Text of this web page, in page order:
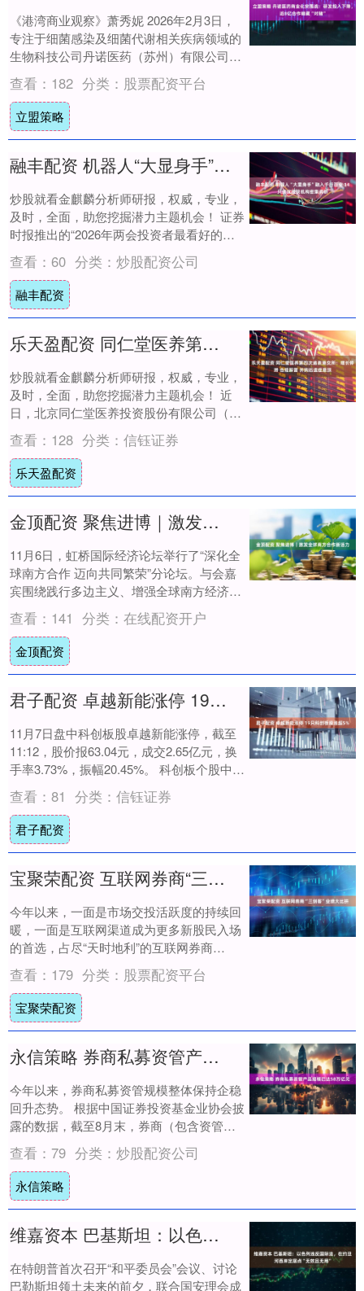
《港湾商业观察》萧秀妮 2026年2月3日，
专注于细菌感染及细菌代谢相关疾病领域的
生物科技公司丹诺医药（苏州）有限公司
（以下简称，丹诺医药）向港交所递交招股
书，....
查看： 182 分类： 股票配资平台
立盟策略
融丰配资 机器人“大显身手”融入千行百业 14只绩优股获机构密集调研
炒股就看金麒麟分析师研报，权威，专业，
及时，全面，助您挖掘潜力主题机会！ 证券
时报推出的“2026年两会投资者最看好的产
业方向”大型问卷调查。结果显示，机器人
与....
查看： 60 分类： 炒股配资公司
融丰配资
乐天盈配资 同仁堂医养第四次递表港交所：增长停滞 合规踩雷 并购后遗症悬顶
炒股就看金麒麟分析师研报，权威，专业，
及时，全面，助您挖掘潜力主题机会！ 近
日，北京同仁堂医养投资股份有限公司（以
下简称“同仁堂医养”）再度向港交所主板递
交上市....
查看： 128 分类： 信钰证券
乐天盈配资
金顶配资 聚焦进博｜激发全球南方合作新活力
11月6日，虹桥国际经济论坛举行了“深化全
球南方合作 迈向共同繁荣”分论坛。与会嘉
宾围绕践行多边主义、增强全球南方经济韧
性以及推动农业可持续发展等议题展开了深
入....
查看： 141 分类： 在线配资开户
金顶配资
君子配资 卓越新能涨停 19只科创板股涨超5%
11月7日盘中科创板股卓越新能涨停，截至
11:12，股价报63.04元，成交2.65亿元，换
手率3.73%，振幅20.45%。 科创板个股中，
截至发稿上涨的共有....
查看： 81 分类： 信钰证券
君子配资
宝聚荣配资 互联网券商“三剑客”业绩大比拼
今年以来，一面是市场交投活跃度的持续回
暖，一面是互联网渠道成为更多新股民入场
的首选，占尽“天时地利”的互联网券商
们，“战绩”究竟如何？ 随着近期三季报的披
露，东....
查看： 179 分类： 股票配资平台
宝聚荣配资
永信策略 券商私募资管产品规模已达58万亿元
今年以来，券商私募资管规模整体保持企稳
回升态势。 根据中国证券投资基金业协会披
露的数据，截至8月末，券商（包含资管子
公司，下同）私募资管产品规模合计为5.8万
亿....
查看： 79 分类： 炒股配资公司
永信策略
维嘉资本 巴基斯坦：以色列违反国际法，在约旦河西岸定居点“无效且无用”
在特朗普首次召开“和平委员会”会议、讨论
巴勒斯坦领土未来的前夕，联合国安理会成